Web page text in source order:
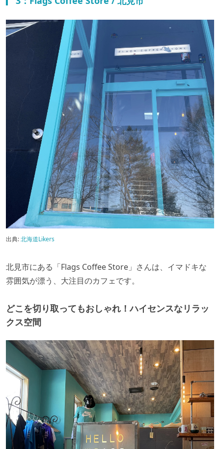
出典:北海道Likers
北見市にある「Flags Coffee Store」さんは、イマドキな
雰囲気が漂う、大注目のカフェです。
どこを切り取ってもおしゃれ！ハイセンスなリラッ
クス空間